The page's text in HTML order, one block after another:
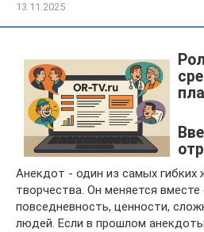
13.11.2025
Анекдот - один из самых гибких
творчества. Он меняется
повседневность, ценности,
людей. Если в прошлом